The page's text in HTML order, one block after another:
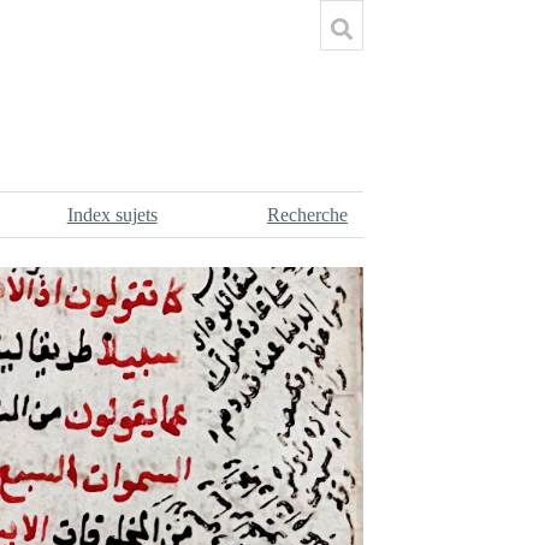
Index sujets Recherche